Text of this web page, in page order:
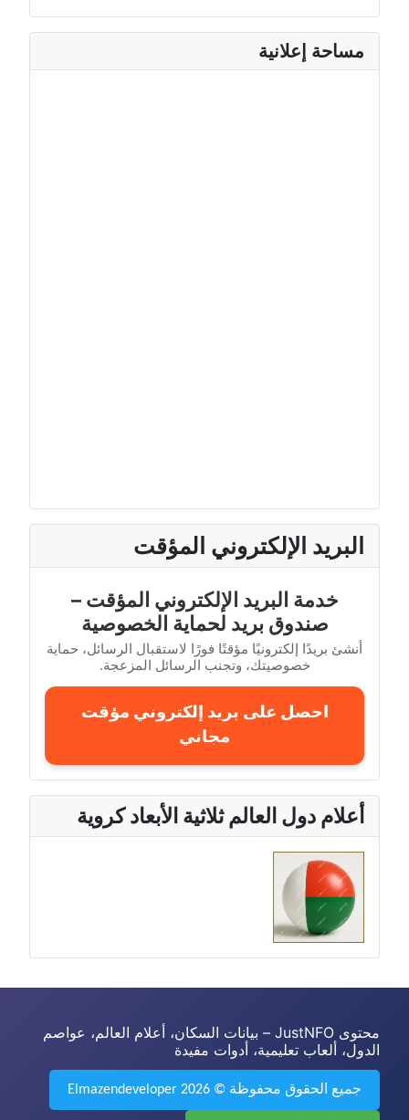
مساحة إعلانية
البريد الإلكتروني المؤقت
خدمة البريد الإلكتروني المؤقت –
صندوق بريد لحماية الخصوصية
أنشئ بريدًا إلكترونيًا مؤقتًا فورًا لاستقبال الرسائل، حماية
خصوصيتك، وتجنب الرسائل المزعجة.
احصل على بريد إلكتروني مؤقت
مجاني
أعلام دول العالم ثلاثية الأبعاد كروية
محتوى JustNFO – بيانات السكان، أعلام العالم، عواصم
الدول، ألعاب تعليمية، أدوات مفيدة
جميع الحقوق محفوظة © 2026 Elmazendeveloper